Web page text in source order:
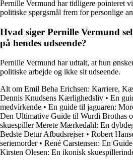
Pernille Vermund har tidligere pointeret
politiske spørgsmål frem for personlige
Hvad siger Pernille Vermund
på hendes udseende?
Pernille Vermund har udtalt, at hun
politiske arbejde og ikke sit udseende.
Alt om Emil Beha Erichsen: Karriere,
Dennis Knudsens Kærlighedsliv • En
medvirkende • En guide til jaguaren:
Den Ultimative Guide til Wurdi Brothas
skuespiller Merete Mærkedahl: En
Bedste Detur Afbudsrejser• Robert
seriemorder• René Carstensen: En
Kirsten Olesen: En ikonisk